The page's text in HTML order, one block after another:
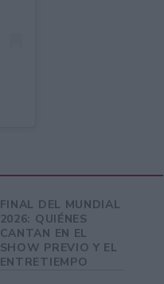
FINAL DEL MUNDIAL
2026: QUIÉNES
CANTAN EN EL
SHOW PREVIO Y EL
ENTRETIEMPO